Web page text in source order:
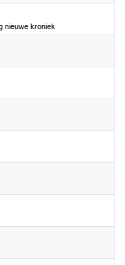
nieuwe kroniek